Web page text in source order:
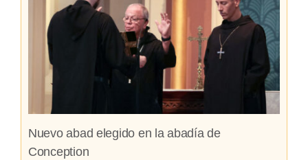
Nuevo abad elegido en la abadía de
Conception